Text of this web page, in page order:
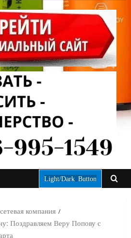
Light/Dark Button
компания
Поздравляем Веру Попову с